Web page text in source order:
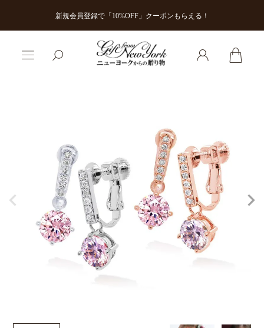
新規会員登録で「10%OFF」クーポンもらえる！